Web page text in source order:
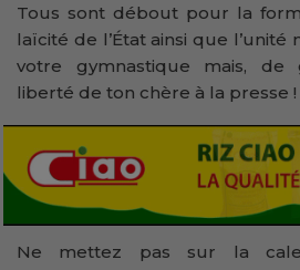
Tous sont débout pour la
laïcité de l’État ainsi que l’unité
votre gymnastique mais, de
liberté de ton chère à la presse !
Ne mettez pas sur la